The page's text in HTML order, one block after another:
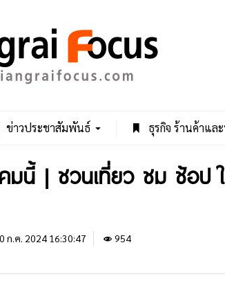
ข่าวประชาสัมพันธ์ ธุรกิจ ร้านค้าแล
คมนี้ | ชวนเที่ยว ชม ช้อ
ก.ค. 2024 16:30:47 954